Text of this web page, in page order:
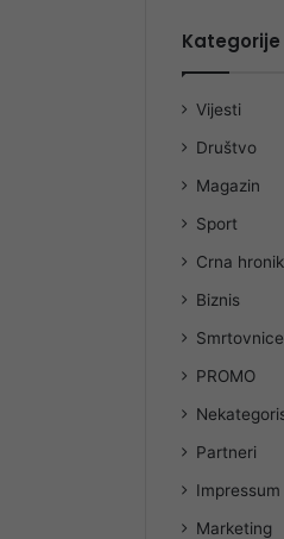
Kategorije
Vijesti
Društvo
Magazin
Sport
Crna
Biznis
Smrtovnice
PROMO
Partneri
Impressum
Marketing